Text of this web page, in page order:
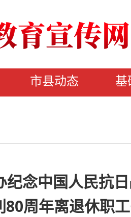
市县动态 基
纪念中国人民抗
80周年离退休职